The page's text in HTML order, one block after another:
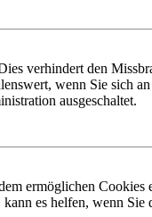
verhindert den
wenn Sie sich
ausgeschaltet.
ermöglichen
es helfen, wenn Sie